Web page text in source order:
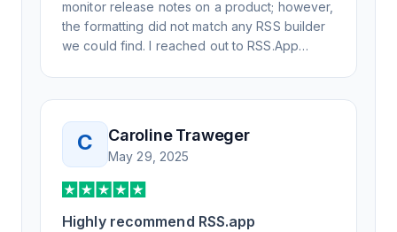
monitor release notes on a product; however,
the formatting did not match any RSS builder
we could find. I reached out to RSS.App
day, but I spoke to someone who was
knowledgeable, kind, and clearly wanted to
understand the issue. It has been a few
weeks, but after many revisions and direct
support, all of my release notes are in a way
that my users understand and find value in.
Honestly, it has been an exceptional
C Caroline Traweger
May 29, 2025
Highly recommend RSS.app